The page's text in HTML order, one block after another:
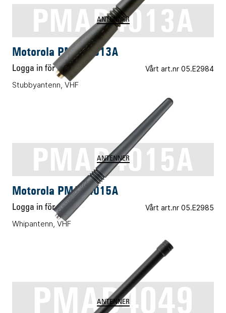
PMAD4013A
ANTENNER
Motorola PMAD4013A
Logga in för pris Vårt art.nr 05.E2984
Stubbyantenn, VHF
PMAD4015A
ANTENNER
Motorola PMAD4015A
Logga in för pris Vårt art.nr 05.E2985
Whipantenn, VHF
PMAD4049
ANTENNER